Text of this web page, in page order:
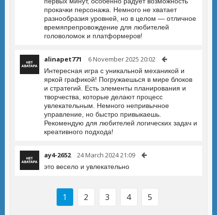
прокачки персонажа. Немного не хватает
разнообразия уровней, но в целом — отличное
времяпрепровождение для любителей
головоломок и платформеров!
alinapet771 6 November 2025 20:02
Интересная игра с уникальной механикой и
яркой графикой! Погружаешься в мире блоков
и стратегий. Есть элементы планирования и
творчества, которые делают процесс
увлекательным. Немного непривычное
управление, но быстро привыкаешь.
Рекомендую для любителей логических задач и
креативного подхода!
ay4-2652 24 March 2024 21:09
это весело и увлекательно
1 2 3 4 5